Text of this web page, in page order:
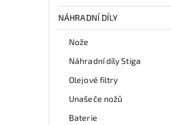
NÁHRADNÍ DÍLY
Nože
Náhradní díly Stiga
Olejové filtry
Unašeče nožů
Baterie